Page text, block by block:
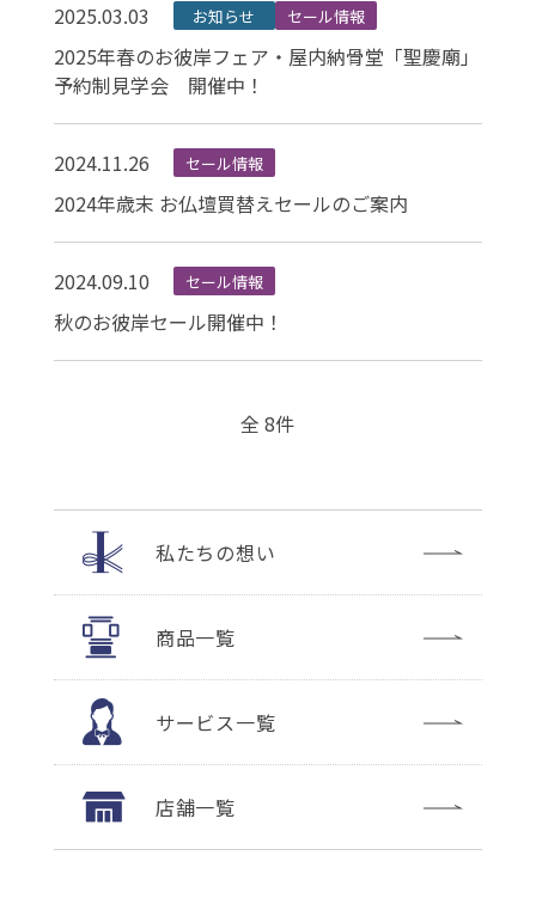
2025.03.03 お知らせ セール情報
2025年春のお彼岸フェア・屋内納骨堂「聖慶廟」
予約制見学会 開催中！
2024.11.26 セール情報
2024年歳末 お仏壇買替えセールのご案内
2024.09.10 セール情報
秋のお彼岸セール開催中！
全 8件
私たちの想い
商品一覧
サービス一覧
店舗一覧